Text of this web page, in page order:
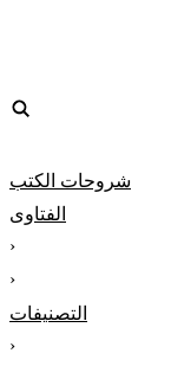
شروحات الكتب
الفتاوى
‹
‹
التصنيفات
‹